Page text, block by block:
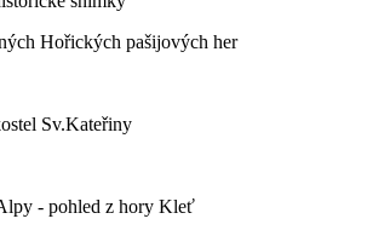
Hořických pašijových her
Sv.Kateřiny
- pohled z hory Kleť